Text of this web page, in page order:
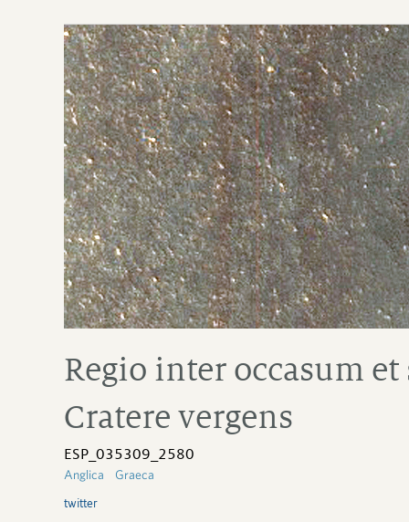
Regio inter occasum
Cratere vergens
ESP_035309_2580
Anglica Graeca
twitter